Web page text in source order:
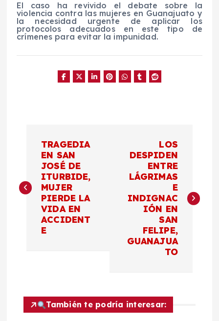
El caso ha revivido el debate sobre la
violencia contra las mujeres en Guanajuato y
la necesidad urgente de aplicar los
protocolos adecuados en este tipo de
crímenes para evitar la impunidad.
v
TRAGEDIA
EN SAN
JOSÉ DE
ITURBIDE,
MUJER
PIERDE LA
VIDA EN
ACCIDENT
E
LOS
DESPIDEN
ENTRE
LÁGRIMAS
E
INDIGNAC
IÓN EN
SAN
FELIPE,
GUANAJUA
TO
También te podría interesar: